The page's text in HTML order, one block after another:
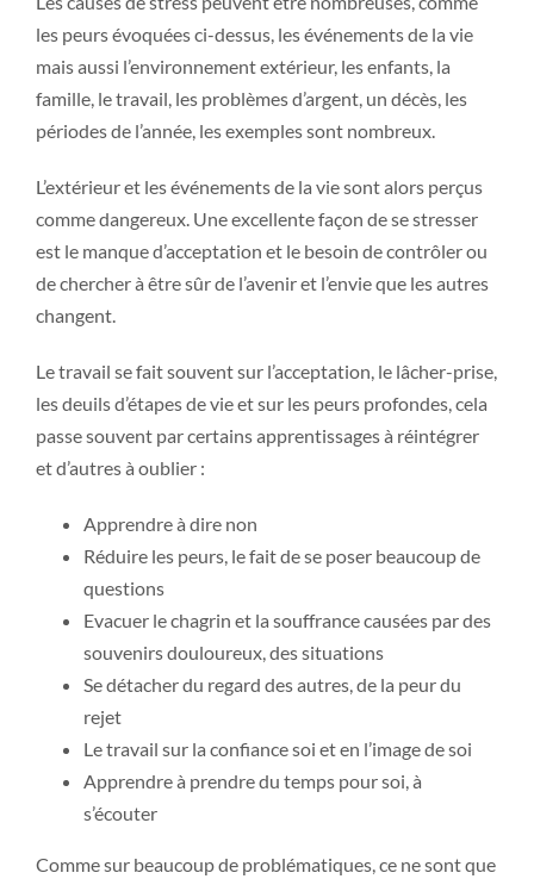
les peurs évoquées ci-dessus, les événements de la vie
mais aussi l’environnement extérieur, les enfants, la
famille, le travail, les problèmes d’argent, un décès, les
périodes de l’année, les exemples sont nombreux.
L’extérieur et les événements de la vie sont alors perçus
comme dangereux. Une excellente façon de se stresser
est le manque d’acceptation et le besoin de contrôler ou
de chercher à être sûr de l’avenir et l’envie que les autres
changent.
Le travail se fait souvent sur l’acceptation, le lâcher-prise,
les deuils d’étapes de vie et sur les peurs profondes, cela
passe souvent par certains apprentissages à réintégrer
et d’autres à oublier :
Apprendre à dire non
Réduire les peurs, le fait de se poser beaucoup de
questions
Evacuer le chagrin et la souffrance causées par des
souvenirs douloureux, des situations
Se détacher du regard des autres, de la peur du
rejet
Le travail sur la confiance soi et en l’image de soi
Apprendre à prendre du temps pour soi, à
s’écouter
Comme sur beaucoup de problématiques, ce ne sont que